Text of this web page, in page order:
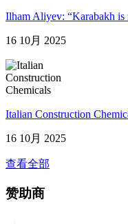
Ilham Aliyev: “Karabakh is
16 10月 2025
Italian Construction
16 10月 2025
查看全部
赞助商